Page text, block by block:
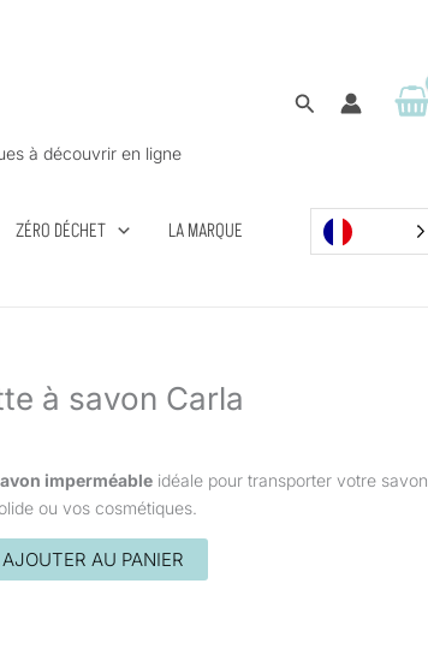
à découvrir en ligne
Rechercher
ZÉRO DÉCHET LA MARQUE
à savon Carla
imperméableidéale pour transporter votre savon,
ou vos cosmétiques.
AJOUTER AU PANIER